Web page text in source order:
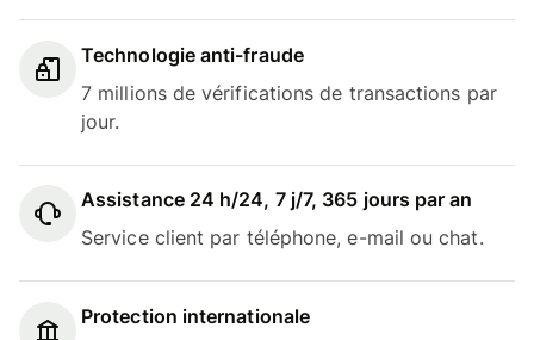
Technologie anti-fraude
7 millions de vérifications de transactions par
jour.
Assistance 24 h/24, 7 j/7, 365 jours par an
Service client par téléphone, e-mail ou chat.
Protection internationale